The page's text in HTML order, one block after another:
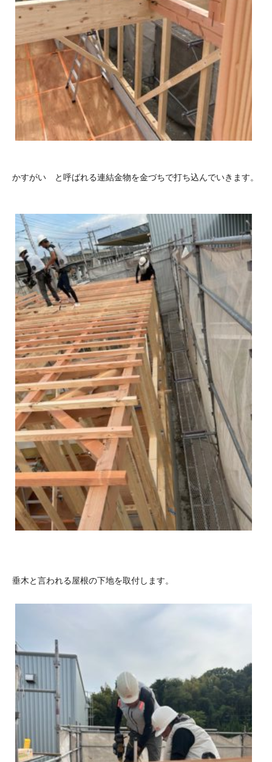
かすがい と呼ばれる連結金物を金づちで打ち込んでいきます。
垂木と言われる屋根の下地を取付します。